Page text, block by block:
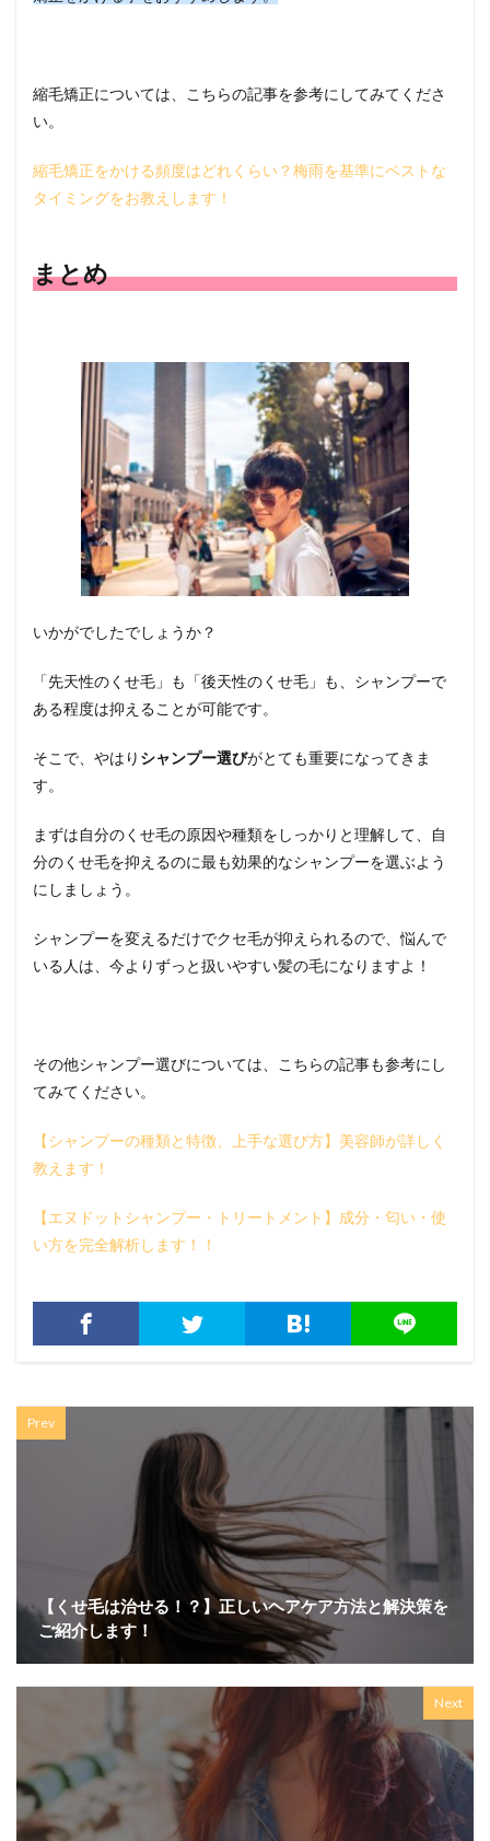
縮毛矯正については、こちらの記事を参考にしてみてくださ
い。
縮毛矯正をかける頻度はどれくらい？梅雨を基準にベストな
タイミングをお教えします！
まとめ
いかがでしたでしょうか？
「先天性のくせ毛」も「後天性のくせ毛」も、シャンプーで
ある程度は抑えることが可能です。
そこで、やはり シャンプー選びがとても重要になってきま
す。
まずは自分のくせ毛の原因や種類をしっかりと理解して、自
分のくせ毛を抑えるのに最も効果的なシャンプーを選ぶよう
にしましょう。
シャンプーを変えるだけでクセ毛が抑えられるので、悩んで
いる人は、今よりずっと扱いやすい髪の毛になりますよ！
その他シャンプー選びについては、こちらの記事も参考にし
てみてください。
【シャンプーの種類と特徴、上手な選び方】美容師が詳しく
教えます！
【エヌドットシャンプー・トリートメント】成分・匂い・使
い方を完全解析します！！
Prev
【くせ毛は治せる！？】正しいヘアケア方法と解決策を
ご紹介します！
Next